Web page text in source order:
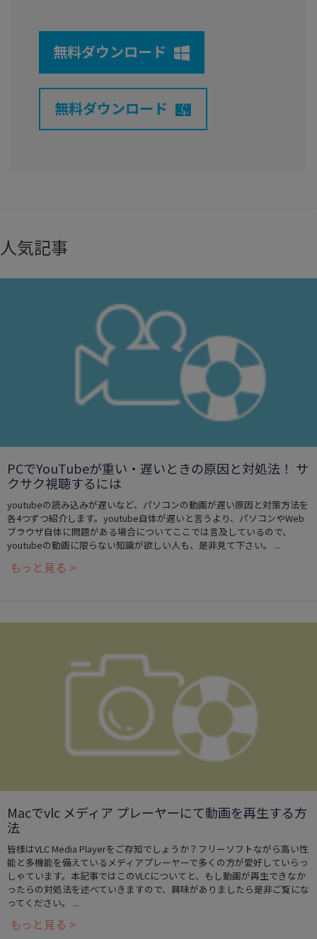
無料ダウンロード
無料ダウンロード
人気記事
PCでYouTubeが重い・遅いときの原因と対処法！ サ
クサク視聴するには
youtubeの読み込みが遅いなど、パソコンの動画が遅い原因と対策方法を
各4つずつ紹介します。youtube自体が遅いと言うより、パソコンやWeb
ブラウザ自体に問題がある場合についてここでは言及しているので、
youtubeの動画に限らない知識が欲しい人も、是非見て下さい。 ...
もっと見る >
Macでvlc メディア プレーヤーにて動画を再生する方
法
皆様はVLC Media Playerをご存知でしょうか？フリーソフトながら高い性
能と多機能を備えているメディアプレーヤーで多くの方が愛好していらっ
しゃています。本記事ではこのVLCについてと、もし動画が再生できなか
ったらの対処法を述べていきますので、興味がありましたら是非ご覧にな
ってください。 ...
もっと見る >